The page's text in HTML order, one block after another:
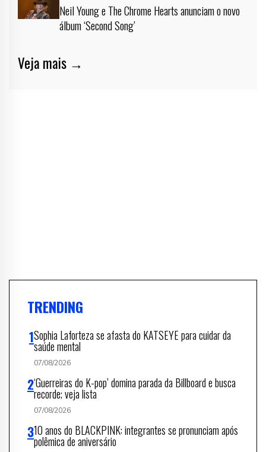
Neil Young e The Chrome Hearts anunciam o novo
álbum ‘Second Song’
Veja mais →
TRENDING
Sophia Laforteza se afasta do KATSEYE para cuidar da
saúde mental
07/08/2026
‘Guerreiras do K-pop’ domina parada da Billboard e busca
recorde; veja lista
07/08/2026
10 anos do BLACKPINK: integrantes se pronunciam após
polêmica de aniversário